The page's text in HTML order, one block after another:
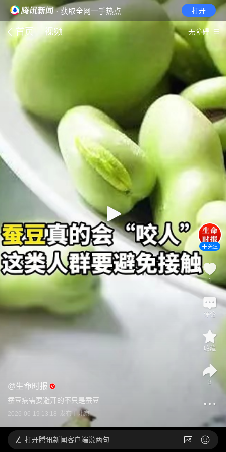
· 获取全网一手热点 打开
首页 视频 无障碍
@生命时报
蚕豆病需要避开的不只是蚕豆
2026-06-19 13:18 发布于北京
关注
1
评论
收藏
3
打开腾讯新闻客户端说两句